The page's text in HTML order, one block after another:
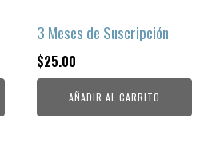
3 Meses de Suscripción
$25.00
AÑADIR AL CARRITO